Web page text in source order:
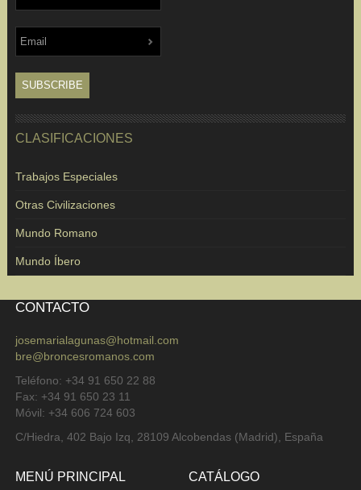
CLASIFICACIONES
Trabajos Especiales
Otras Civilizaciones
Mundo Romano
Mundo Íbero
CONTACTO
josemarialagunas@hotmail.com
bre@broncesromanos.com
Teléfono: +34 91 650 22 88
Fax: +34 91 650 23 11
Móvil: +34 606 724 603
C/Hiedra, 402 Bajo Izq, 28109 Alcobendas (Madrid), España
MENÚ PRINCIPAL CATÁLOGO